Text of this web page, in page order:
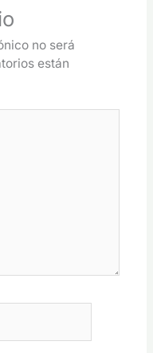
no será
están